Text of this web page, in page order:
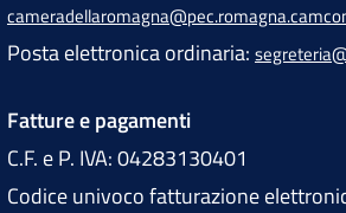
Posta elettronica ordinaria:
Fatture e pagamenti
C.F. e P. IVA: 04283130401
Codice univoco fatturazione